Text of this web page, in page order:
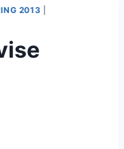
2013